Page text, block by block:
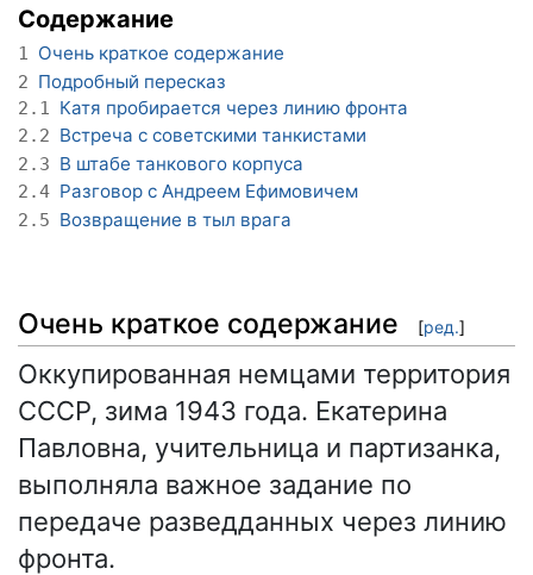
Содержание
1 Очень краткое содержание
2 Подробный пересказ
2.1 Катя пробирается через линию фронта
2.2 Встреча с советскими танкистами
2.3 В штабе танкового корпуса
2.4 Разговор с Андреем Ефимовичем
2.5 Возвращение в тыл врага
Очень краткое содержание [ред.]
Оккупированная немцами территория
СССР, зима 1943 года. Екатерина
Павловна, учительница и партизанка,
выполняла важное задание по
передаче разведданных через линию
фронта.